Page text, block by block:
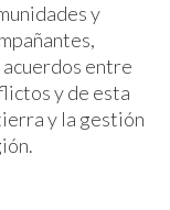
y
entre
y de esta
y la gestión